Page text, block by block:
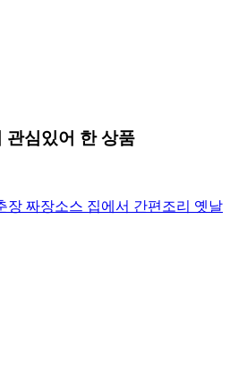
관심있어 한 상품
장 짜장소스 집에서 간편조리 옛날